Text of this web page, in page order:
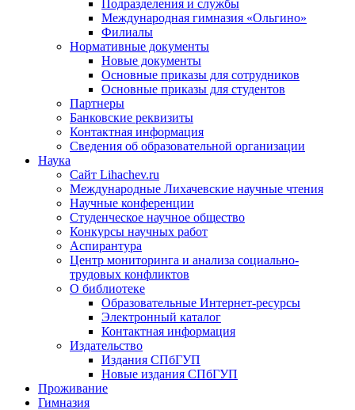
Подразделения и службы
Международная гимназия «Ольгино»
Филиалы
Нормативные документы
Новые документы
Основные приказы для сотрудников
Основные приказы для студентов
Партнеры
Банковские реквизиты
Контактная информация
Сведения об образовательной организации
Наука
Сайт Lihachev.ru
Международные Лихачевские научные чтения
Научные конференции
Студенческое научное общество
Конкурсы научных работ
Аспирантура
Центр мониторинга и анализа социально-
трудовых конфликтов
О библиотеке
Образовательные Интернет-ресурсы
Электронный каталог
Контактная информация
Издательство
Издания СПбГУП
Новые издания СПбГУП
Проживание
Гимназия